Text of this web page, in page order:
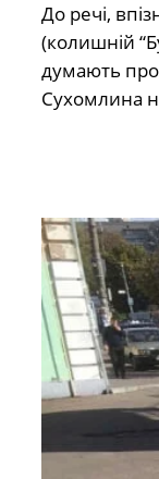
До речі,
(колишній
думають про
Сухомлина